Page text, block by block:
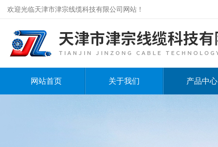
欢迎光临天津市津宗线缆科技有限公司网站！
网站首页 关于我们 产品中心